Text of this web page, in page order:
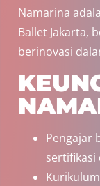
Namarina
Ballet Jakarta,
berinovasi
Pengajar
sertifikasi